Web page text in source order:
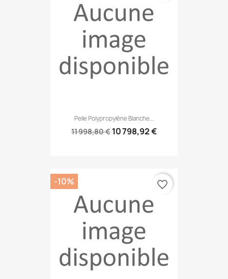
Pelle Polypropylène Blanche...
11 998,80 € 10 798,92 €
-10% favorite_border